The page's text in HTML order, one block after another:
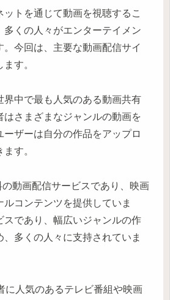
トを通じて動画を視聴するこ
多くの人々がエンターテイメン
。今回は、主要な動画配信サイ
す。
界中で最も人気のある動画共有
はさまざまなジャンルの動画を
ーザーは自分の作品をアップロ
す。
動画配信サービスであり、映画
コンテンツを提供していま
スであり、幅広いジャンルの作
多くの人々に支持されていま
に人気のあるテレビ番組や映画